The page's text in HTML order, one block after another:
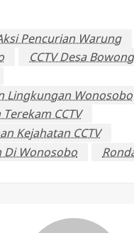
Pencurian Warung
CCTV Desa
Lingkungan Wonosobo
CCTV
Kejahatan CCTV
Di Wonosobo